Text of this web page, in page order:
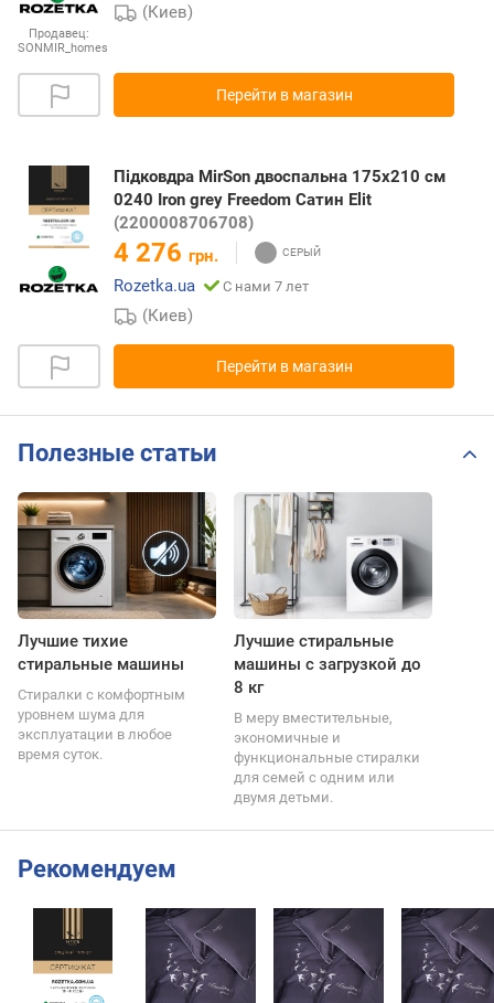
Продавец:
SONMIR_homes
(Киев)
Перейти в магазин
Підковдра MirSon двоспальна 175x210 см
0240 Iron grey Freedom Сатин Elit
(2200008706708)
4 276 грн.
Rozetka.ua
С нами 7 лет
(Киев)
Перейти в магазин
Полезные статьи
Лучшие тихие
стиральные машины
Стиралки с комфортным
уровнем шума для
эксплуатации в любое
время суток.
Лучшие стиральные
машины с загрузкой до
8 кг
В меру вместительные,
экономичные и
функциональные стиралки
для семей с одним или
двумя детьми.
Рекомендуем